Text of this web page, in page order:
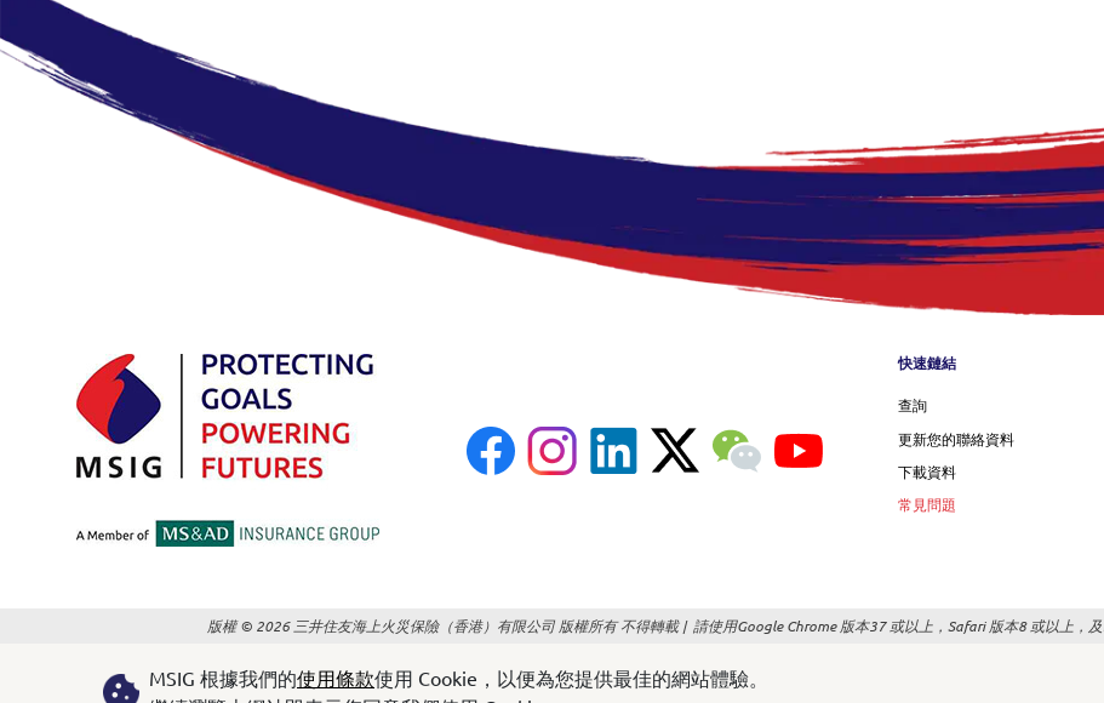
Footer menu
快速鏈結
查詢
更新您的聯絡資料
下載資料
常見問題
版權 © 2026 三井住友海上火災保險（香港）有限公司 版權所有 不得轉載 | 請使用Google Chrome 版本37 或以上，Safari 版本8 或以上，
MSIG 根據我們的使用條款使用 Cookie，以便為您提供最佳的網站體驗。